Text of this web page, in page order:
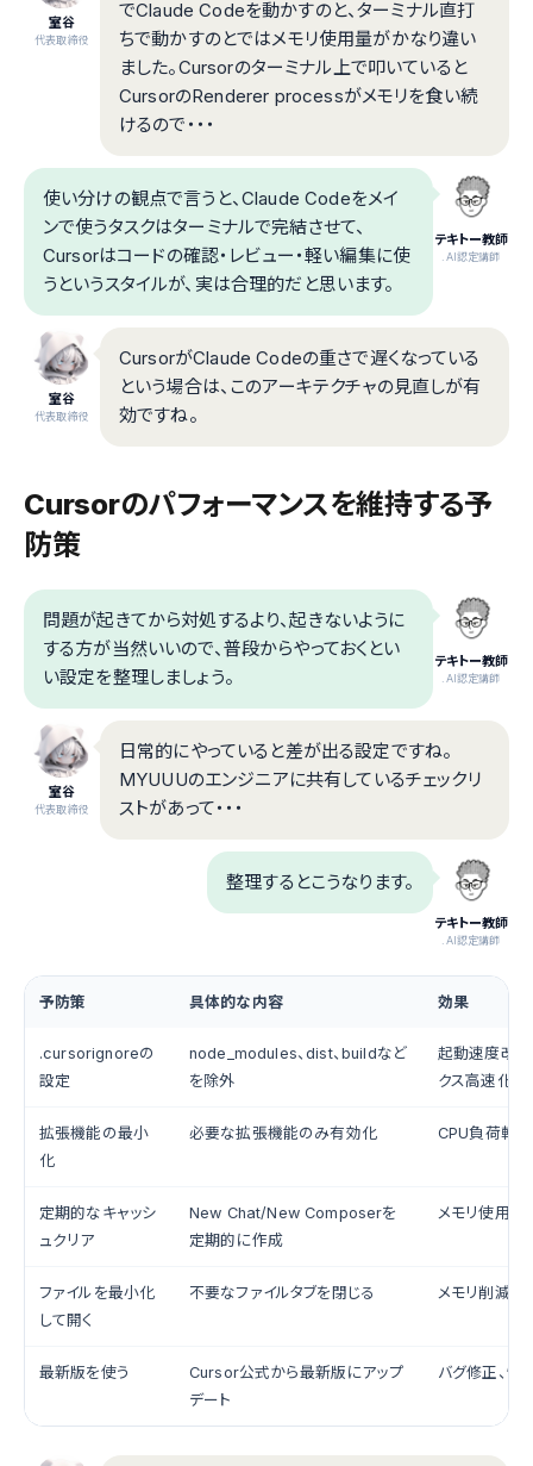
室谷
代表取締役
でClaude Codeを動かすのと、ターミナル直打
ちで動かすのとではメモリ使用量がかなり違い
ました。Cursorのターミナル上で叩いていると
CursorのRenderer processがメモリを食い続
けるので・・・
テキトー教師
.AI認定講師
使い分けの観点で言うと、Claude Codeをメイ
ンで使うタスクはターミナルで完結させて、
Cursorはコードの確認・レビュー・軽い編集に使
うというスタイルが、実は合理的だと思います。
室谷
代表取締役
CursorがClaude Codeの重さで遅くなっている
という場合は、このアーキテクチャの見直しが有
効ですね。
Cursorのパフォーマンスを維持する予
防策
テキトー教師
.AI認定講師
問題が起きてから対処するより、起きないように
する方が当然いいので、普段からやっておくとい
い設定を整理しましょう。
室谷
代表取締役
日常的にやっていると差が出る設定ですね。
MYUUUのエンジニアに共有しているチェックリ
ストがあって・・・
テキトー教師
.AI認定講師
整理するとこうなります。
予防策 具体的な内容 効果
.cursorignoreの
設定
node_modules、dist、buildなど
を除外
起動速度改善
クス高速化
拡張機能の最小
化
必要な拡張機能のみ有効化 CPU負荷軽減
定期的なキャッシ
ュクリア
New Chat/New Composerを
定期的に作成
メモリ使用量
ファイルを最小化
して開く
不要なファイルタブを閉じる メモリ削減
最新版を使う
Cursor公式から最新版にアップ
デート
バグ修正、性